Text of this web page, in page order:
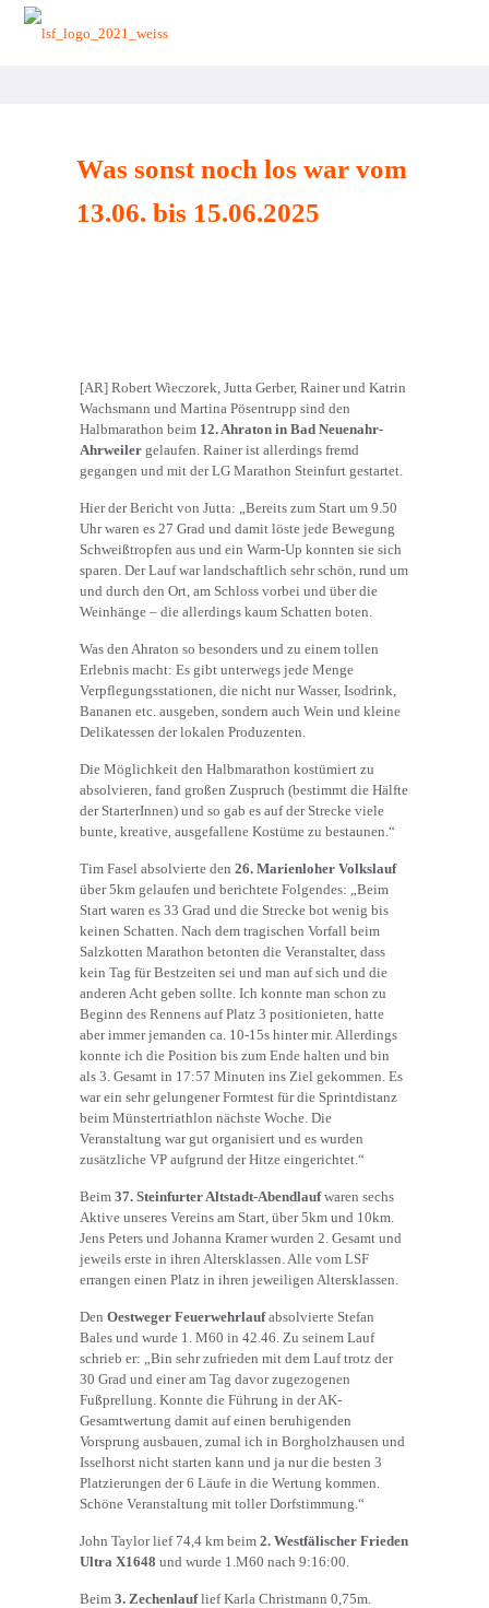
Was sonst noch los war vom
13.06. bis 15.06.2025
[AR] Robert Wieczorek, Jutta Gerber, Rainer und Katrin
Wachsmann und Martina Pösentrupp sind den
Halbmarathon beim 12. Ahraton in Bad Neuenahr-
Ahrweiler gelaufen. Rainer ist allerdings fremd
gegangen und mit der LG Marathon Steinfurt gestartet.
Hier der Bericht von Jutta: „Bereits zum Start um 9.50
Uhr waren es 27 Grad und damit löste jede Bewegung
Schweißtropfen aus und ein Warm-Up konnten sie sich
sparen. Der Lauf war landschaftlich sehr schön, rund um
und durch den Ort, am Schloss vorbei und über die
Weinhänge – die allerdings kaum Schatten boten.
Was den Ahraton so besonders und zu einem tollen
Erlebnis macht: Es gibt unterwegs jede Menge
Verpflegungsstationen, die nicht nur Wasser, Isodrink,
Bananen etc. ausgeben, sondern auch Wein und kleine
Delikatessen der lokalen Produzenten.
Die Möglichkeit den Halbmarathon kostümiert zu
absolvieren, fand großen Zuspruch (bestimmt die Hälfte
der StarterInnen) und so gab es auf der Strecke viele
bunte, kreative, ausgefallene Kostüme zu bestaunen.“
Tim Fasel absolvierte den26. Marienloher Volkslauf
über 5km gelaufen und berichtete Folgendes: „Beim
Start waren es 33 Grad und die Strecke bot wenig bis
keinen Schatten. Nach dem tragischen Vorfall beim
Salzkotten Marathon betonten die Veranstalter, dass
kein Tag für Bestzeiten sei und man auf sich und die
anderen Acht geben sollte. Ich konnte man schon zu
Beginn des Rennens auf Platz 3 positionieten, hatte
aber immer jemanden ca. 10-15s hinter mir. Allerdings
konnte ich die Position bis zum Ende halten und bin
als 3. Gesamt in 17:57 Minuten ins Ziel gekommen. Es
war ein sehr gelungener Formtest für die Sprintdistanz
beim Münstertriathlon nächste Woche. Die
Veranstaltung war gut organisiert und es wurden
zusätzliche VP aufgrund der Hitze eingerichtet.“
Beim37. Steinfurter Altstadt-Abendlaufwaren sechs
Aktive unseres Vereins am Start, über 5km und 10km.
Jens Peters und Johanna Kramer wurden 2. Gesamt und
jeweils erste in ihren Altersklassen. Alle vom LSF
errangen einen Platz in ihren jeweiligen Altersklassen.
DenOestweger Feuerwehrlaufabsolvierte Stefan
Bales und wurde 1. M60 in 42.46. Zu seinem Lauf
schrieb er: „Bin sehr zufrieden mit dem Lauf trotz der
30 Grad und einer am Tag davor zugezogenen
Fußprellung. Konnte die Führung in der AK-
Gesamtwertung damit auf einen beruhigenden
Vorsprung ausbauen, zumal ich in Borgholzhausen und
Isselhorst nicht starten kann und ja nur die besten 3
Platzierungen der 6 Läufe in die Wertung kommen.
Schöne Veranstaltung mit toller Dorfstimmung.“
John Taylor lief 74,4 km beim2. Westfälischer Frieden
Ultra X1648 und wurde 1.M60 nach 9:16:00.
Beim3. Zechenlauflief Karla Christmann 0,75m.